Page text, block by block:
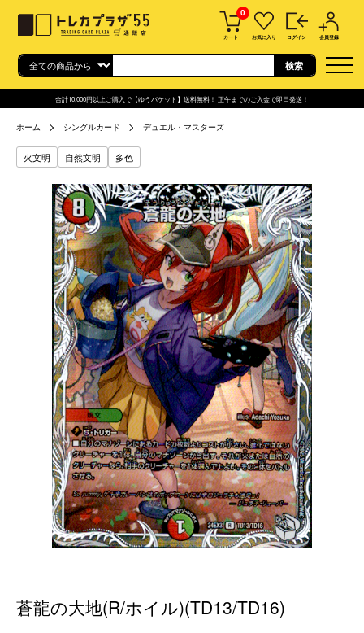
0
カート お気に入り ログイン 会員登録
合計10,000円以上ご購入で【ゆうパケット】送料無料！ 正午までのご入金で即日発送！
ホーム シングルカード デュエル・マスターズ
火文明 自然文明 多色
蒼龍の大地(R/ホイル)(TD13/TD16)